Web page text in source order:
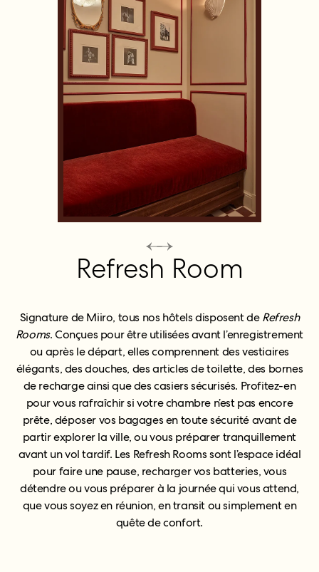
Refresh Room
Signature de Miiro, tous nos hôtels disposent deRefresh
Rooms. Conçues pour être utilisées avant l’enregistrement
ou après le départ, elles comprennent des vestiaires
élégants, des douches, des articles de toilette, des bornes
de recharge ainsi que des casiers sécurisés. Profitez-en
pour vous rafraîchir si votre chambre n’est pas encore
prête, déposer vos bagages en toute sécurité avant de
partir explorer la ville, ou vous préparer tranquillement
avant un vol tardif. Les Refresh Rooms sont l’espace idéal
pour faire une pause, recharger vos batteries, vous
détendre ou vous préparer à la journée qui vous attend,
que vous soyez en réunion, en transit ou simplement en
quête de confort.